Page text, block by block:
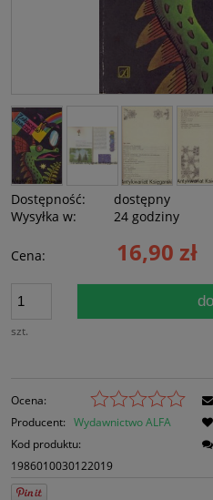
Dostępność:
dostępny
Wysyłka w:
24 godziny
Cena: 16,90 zł
szt.
Ocena:
Producent: Wydawnictwo ALFA
Kod produktu:
1986010030122019